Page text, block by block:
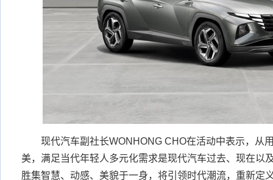
现代汽车副社长WONHONG CHO在活动中表示，从
美，满足当代年轻人多元化需求是现代汽车过去、现在以
胜集智慧、动感、美貌于一身，将引领时代潮流，重新定